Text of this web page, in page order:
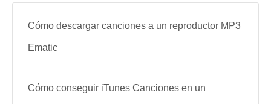
Cómo descargar canciones a un reproductor MP3
Ematic
Cómo conseguir iTunes Canciones en un